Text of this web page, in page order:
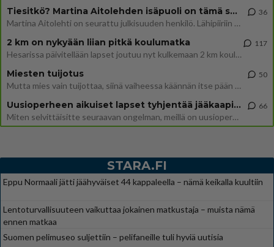
Tiesitkö? Martina Aitolehden isäpuoli on tämä suosittu laulaja
Martina Aitolehti on seurattu julkisuuden henkilö. Lähipiiriin mahtuu muitakin tunnettuja henkilöitä. Tiesitkö, että Ma
36
2 km on nykyään liian pitkä koulumatka
Hesarissa päivitellään lapset joutuu nyt kulkemaan 2 km kouluun jösses. Ruostefillarilla tuo matka menee vaikka miten äk
117
Miesten tuijotus
Mutta mies vain tuijottaa, siinä vaiheessa käännän itse pään pois. Mikä juttu? Yleensä jos joku tuijottaa tai katsoo, hä
50
Uusioperheen aikuiset lapset tyhjentää jääkaapin käydessään
Miten selvittäisitte seuraavan ongelman, meillä on uusioperhe, minulla teini-ikäiset lapset ja puolisolla aikuiset, jotk
66
STARA.FI
Eppu Normaali jätti jäähyväiset 44 kappaleella – nämä keikalla kuultiin
Lentoturvallisuuteen vaikuttaa jokainen matkustaja – muista nämä
ennen matkaa
Suomen pelimuseo suljettiin – pelifaneille tuli hyviä uutisia